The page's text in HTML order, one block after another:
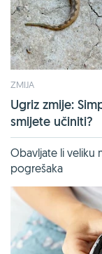
ZMIJA
Ugriz zmije:
smijete učiniti?
Obavljate li veliku
pogrešaka